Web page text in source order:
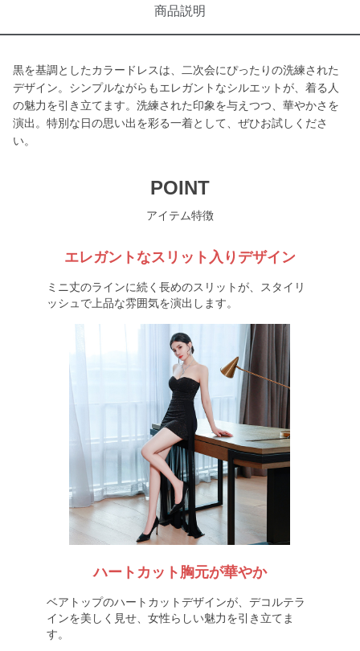
商品説明
黒を基調としたカラードレスは、二次会にぴったりの洗練された
デザイン。シンプルながらもエレガントなシルエットが、着る人
の魅力を引き立てます。洗練された印象を与えつつ、華やかさを
演出。特別な日の思い出を彩る一着として、ぜひお試しくださ
い。
POINT
アイテム特徴
エレガントなスリット入りデザイン
ミニ丈のラインに続く長めのスリットが、スタイリ
ッシュで上品な雰囲気を演出します。
ハートカット胸元が華やか
ベアトップのハートカットデザインが、デコルテラ
インを美しく見せ、女性らしい魅力を引き立てま
す。